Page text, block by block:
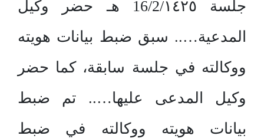
جلسة 16/2/١٤٢٥ هـ حضر وكيل
المدعية….. سبق ضبط بيانات هويته
ووكالته في جلسة سابقة، كما حضر
وكيل المدعى عليها….. تم ضبط
بيانات هويته ووكالته في ضبط